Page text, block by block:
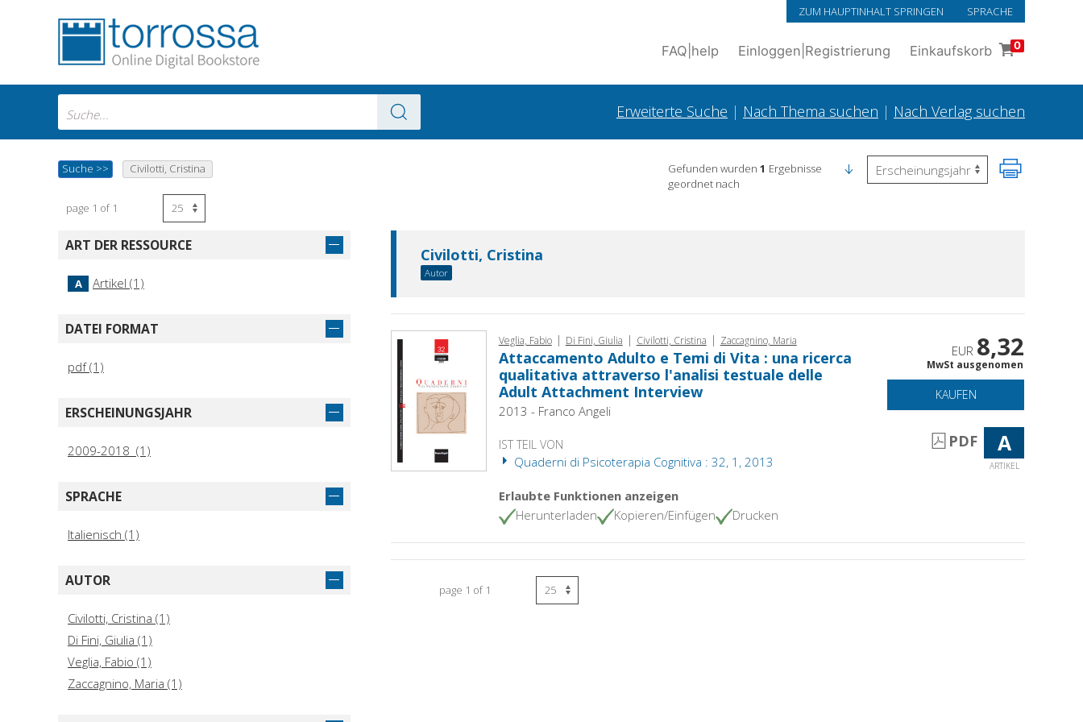
ZUM HAUPTINHALT SPRINGEN SPRACHE
FAQ help Einloggen Registrierung Einkaufskorb 0
Erweiterte Suche | Nach Thema suchen | Nach Verlag suchen
Suche >> Civilotti, Cristina Gefunden wurden 1 Ergebnisse
geordnet nach
page 1 of 1
ART DER RESSOURCE
A Artikel (1)
DATEI FORMAT
pdf (1)
ERSCHEINUNGSJAHR
2009-2018 (1)
SPRACHE
Italienisch (1)
AUTOR
Civilotti, Cristina (1)
Di Fini, Giulia (1)
Veglia, Fabio (1)
Zaccagnino, Maria (1)
Civilotti, Cristina
Autor
Veglia, Fabio | Di Fini, Giulia | Civilotti, Cristina | Zaccagnino, Maria
Attaccamento Adulto e Temi di Vita : una ricerca
qualitativa attraverso l'analisi testuale delle
Adult Attachment Interview
2013 - Franco Angeli
IST TEIL VON
Quaderni di Psicoterapia Cognitiva : 32, 1, 2013
Erlaubte Funktionen anzeigen
Herunterladen
Kopieren/Einfügen Drucken
EUR 8,32
MwSt ausgenomen
KAUFEN
PDF A
ARTIKEL
page 1 of 1